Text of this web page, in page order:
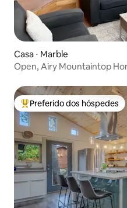
Casa ⋅ Marble
Open, Airy Mountaintop
Entre os melhores
Preferido dos hóspedes